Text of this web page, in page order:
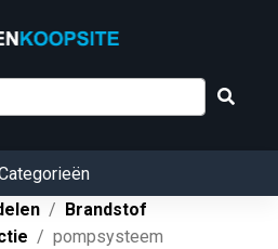
Brandstof
pompsysteem